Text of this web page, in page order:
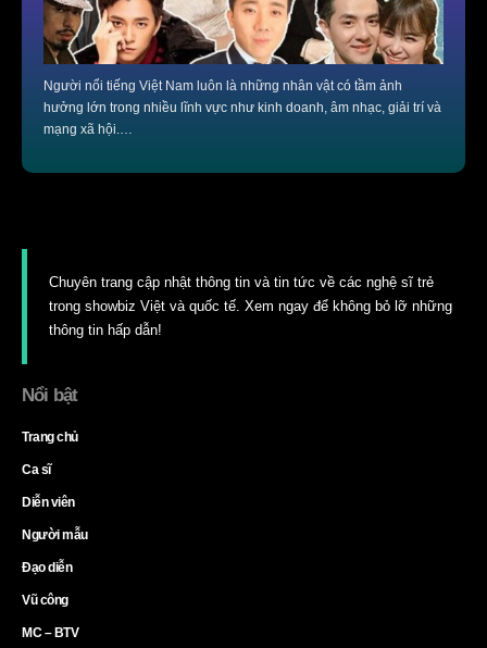
Người nổi tiếng Việt Nam luôn là những nhân vật có tầm ảnh
hưởng lớn trong nhiều lĩnh vực như kinh doanh, âm nhạc, giải trí và
mạng xã hội.…
Chuyên trang cập nhật thông tin và tin tức về các nghệ sĩ trẻ
trong showbiz Việt và quốc tế. Xem ngay để không bỏ lỡ những
thông tin hấp dẫn!
Nổi bật
Trang chủ
Ca sĩ
Diễn viên
Người mẫu
Đạo diễn
Vũ công
MC – BTV